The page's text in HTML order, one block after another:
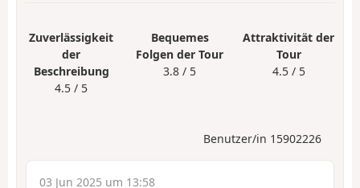
Zuverlässigkeit
der
Beschreibung
4.5 / 5
Bequemes
Folgen der Tour
3.8 / 5
Attraktivität der
Tour
4.5 / 5
Benutzer/in 15902226
03 Jun 2025 um 13:58